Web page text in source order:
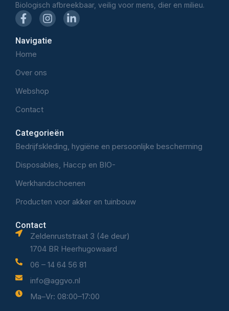
Biologisch afbreekbaar, veilig voor mens, dier en milieu.
Navigatie
Home
Over ons
Webshop
Contact
Categorieën
Bedrijfskleding, hygiëne en persoonlijke bescherming
Disposables, Haccp en BIO-
Werkhandschoenen
Producten voor akker en tuinbouw
Contact
Zeldenruststraat 3 (4e deur)
1704 BR Heerhugowaard
06 – 14 64 56 81
info@aggvo.nl
Ma–Vr: 08:00–17:00